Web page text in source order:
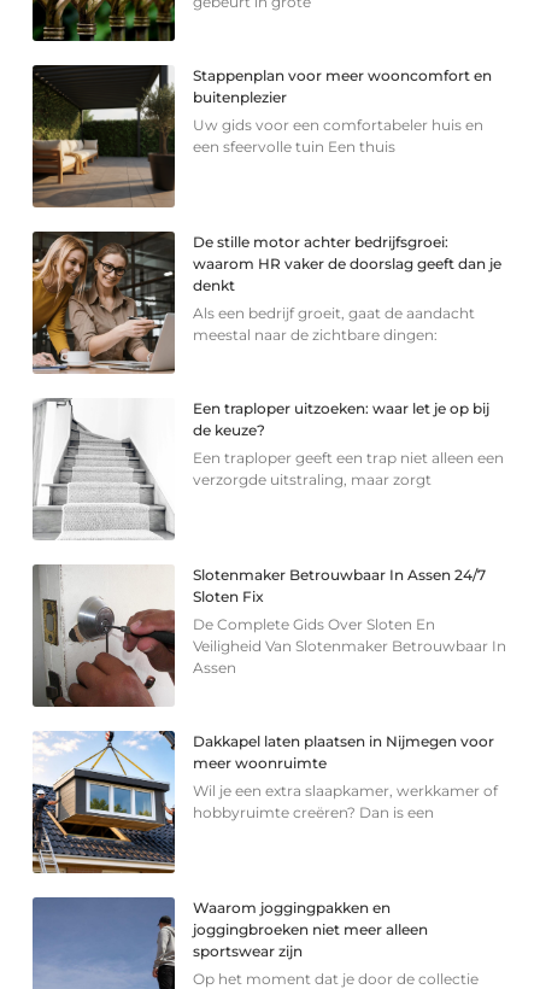
Stappenplan voor meer wooncomfort en
buitenplezier
Uw gids voor een comfortabeler huis en
een sfeervolle tuin Een thuis
De stille motor achter bedrijfsgroei:
waarom HR vaker de doorslag geeft dan je
denkt
Als een bedrijf groeit, gaat de aandacht
meestal naar de zichtbare dingen:
Een traploper uitzoeken: waar let je op bij
de keuze?
Een traploper geeft een trap niet alleen een
verzorgde uitstraling, maar zorgt
Slotenmaker Betrouwbaar In Assen 24/7
Sloten Fix
De Complete Gids Over Sloten En
Veiligheid Van Slotenmaker Betrouwbaar In
Assen
Dakkapel laten plaatsen in Nijmegen voor
meer woonruimte
Wil je een extra slaapkamer, werkkamer of
hobbyruimte creëren? Dan is een
Waarom joggingpakken en
joggingbroeken niet meer alleen
sportswear zijn
Op het moment dat je door de collectie